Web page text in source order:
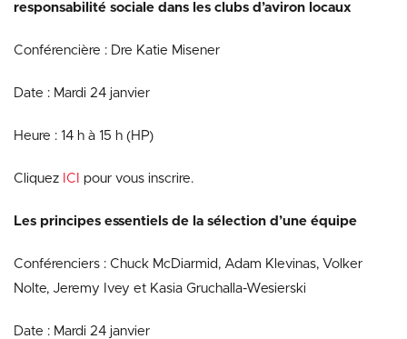
responsabilité sociale dans les clubs d’aviron locaux
Conférencière : Dre Katie Misener
Date : Mardi 24 janvier
Heure : 14 h à 15 h (HP)
Cliquez ICI pour vous inscrire.
Les principes essentiels de la sélection d’une équipe
Conférenciers : Chuck McDiarmid, Adam Klevinas, Volker
Nolte, Jeremy Ivey et Kasia Gruchalla-Wesierski
Date : Mardi 24 janvier